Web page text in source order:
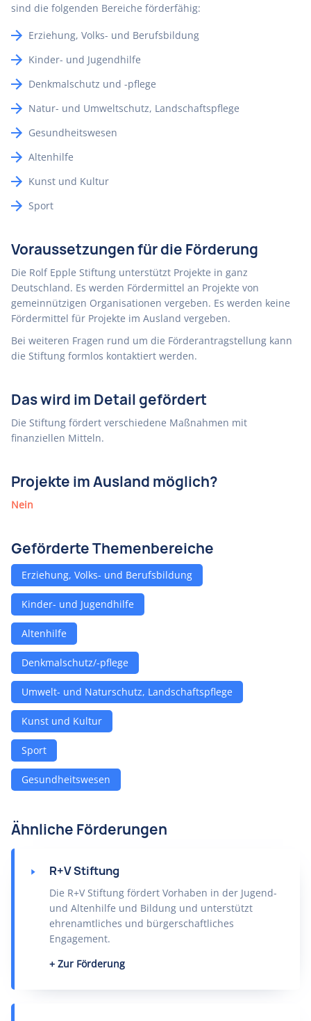
sind die folgenden Bereiche förderfähig:
Erziehung, Volks- und Berufsbildung
Kinder- und Jugendhilfe
Denkmalschutz und -pflege
Natur- und Umweltschutz, Landschaftspflege
Gesundheitswesen
Altenhilfe
Kunst und Kultur
Sport
Voraussetzungen für die Förderung
Die Rolf Epple Stiftung unterstützt Projekte in ganz
Deutschland. Es werden Fördermittel an Projekte von
gemeinnützigen Organisationen vergeben. Es werden keine
Fördermittel für Projekte im Ausland vergeben.
Bei weiteren Fragen rund um die Förderantragstellung kann
die Stiftung formlos kontaktiert werden.
Das wird im Detail gefördert
Die Stiftung fördert verschiedene Maßnahmen mit
finanziellen Mitteln.
Projekte im Ausland möglich?
Nein
Geförderte Themenbereiche
Erziehung, Volks- und Berufsbildung
Kinder- und Jugendhilfe
Altenhilfe
Denkmalschutz/-pflege
Umwelt- und Naturschutz, Landschaftspflege
Kunst und Kultur
Sport
Gesundheitswesen
Ähnliche Förderungen
R+V Stiftung
Die R+V Stiftung fördert Vorhaben in der Jugend-
und Altenhilfe und Bildung und unterstützt
ehrenamtliches und bürgerschaftliches
Engagement.
Zur Förderung